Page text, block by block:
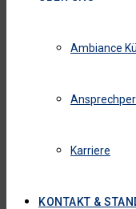
Ambiance
Karriere
KONTAKT &